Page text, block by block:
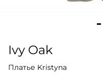
Ivy Oak
Платье Kristyna